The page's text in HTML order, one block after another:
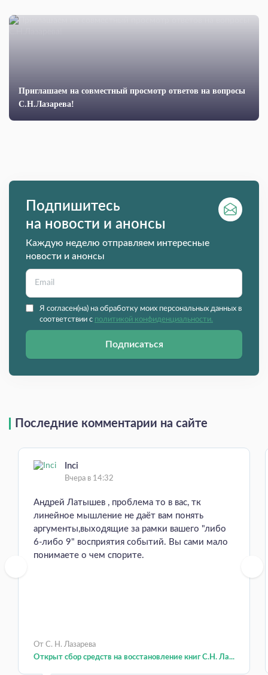
Приглашаем на совместный просмотр ответов на вопросы
С.Н.Лазарева!
Подпишитесь
на новости и анонсы
Каждую неделю отправляем интересные
новости и анонсы
Я согласен(на) на обработку моих персональных данных в
соответствии с политикой конфиденциальности.
Подписаться
Последние комментарии на сайте
Inci
Вчера в 14:32
Андрей Латышев , проблема то в вас, тк
линейное мышление не даёт вам понять
аргументы,выходящие за рамки вашего "либо
6-либо 9" восприятия событий. Вы сами мало
понимаете о чем спорите.
От С. Н. Лазарева
Открыт сбор средств на восстановление книг С.Н. Ла...